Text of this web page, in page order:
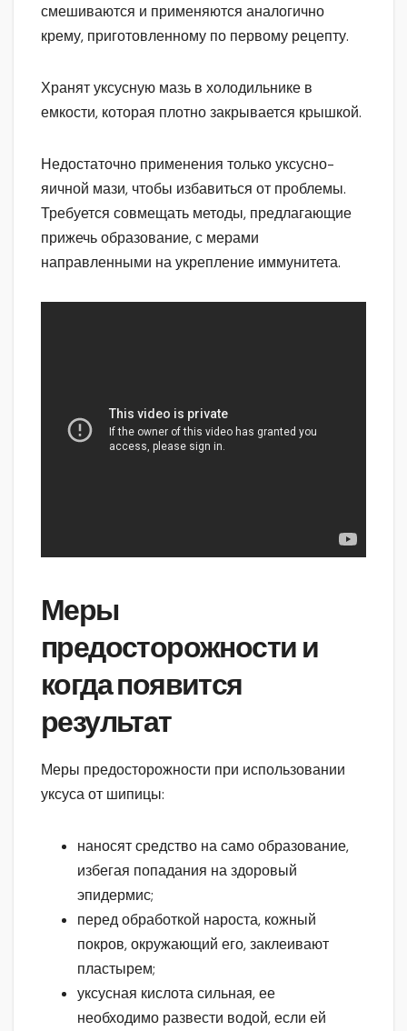
смешиваются и применяются аналогично
крему, приготовленному по первому рецепту.
Хранят уксусную мазь в холодильнике в
емкости, которая плотно закрывается крышкой.
Недостаточно применения только уксусно-
яичной мази, чтобы избавиться от проблемы.
Требуется совмещать методы, предлагающие
прижечь образование, с мерами
направленными на укрепление иммунитета.
Меры
предосторожности и
когда появится
результат
Меры предосторожности при использовании
уксуса от шипицы:
наносят средство на само образование,
избегая попадания на здоровый
эпидермис;
перед обработкой нароста, кожный
покров, окружающий его, заклеивают
пластырем;
уксусная кислота сильная, ее
необходимо развести водой, если ей